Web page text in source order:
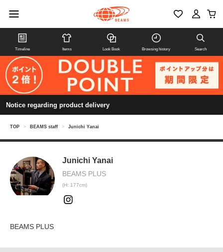
Timeline Items Look Book Browsing history Search
Notice regarding product delivery
TOP > BEAMS staff > Junichi Yanai
Junichi Yanai
BEAMS PLUS
(H: 177cm)
BEAMS PLUS